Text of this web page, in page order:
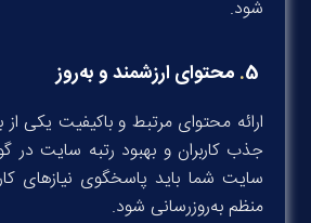
شود.
. محتوای ارزشمند و به‌روز
ارائه محتوای مرتبط و باکیفیت یکی
جذب کاربران و بهبود رتبه سایت
سایت شما باید پاسخگوی نیازهای
منظم به‌روزرسانی شود.